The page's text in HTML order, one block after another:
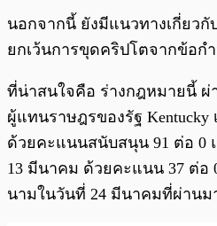
นอกจากนี้ ยังมีแนวทางเกี่ยว
ยกเว้นการขุดคริปโตจากข้อก
ที่น่าสนใจคือ ร่างกฎหมายนี้ ผ่
ผู้แทนราษฎรของรัฐ
ด้วยคะแนนสนับสนุน 91 ต่อ 0
13 มีนาคม ด้วยคะแนน 37 ต่อ
นามในวันที่ 24 มีนาคมที่ผ่านม